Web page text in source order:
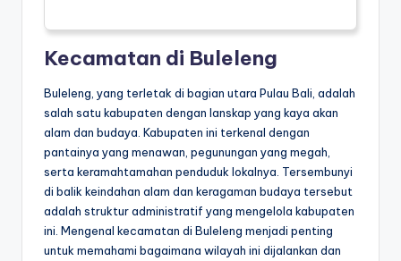
Kecamatan di Buleleng
Buleleng, yang terletak di bagian utara Pulau Bali, adalah
salah satu kabupaten dengan lanskap yang kaya akan
alam dan budaya. Kabupaten ini terkenal dengan
pantainya yang menawan, pegunungan yang megah,
serta keramahtamahan penduduk lokalnya. Tersembunyi
di balik keindahan alam dan keragaman budaya tersebut
adalah struktur administratif yang mengelola kabupaten
ini. Mengenal kecamatan di Buleleng menjadi penting
untuk memahami bagaimana wilayah ini dijalankan dan